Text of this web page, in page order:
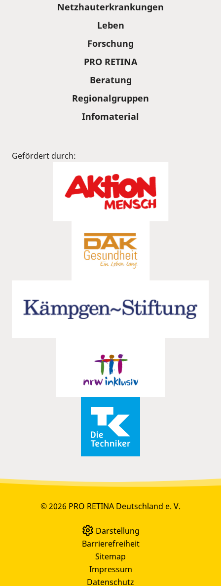
Netzhauterkrankungen
Leben
Forschung
PRO RETINA
Beratung
Regionalgruppen
Infomaterial
Gefördert durch:
© 2026 PRO RETINA Deutschland e. V.
Darstellung
Barrierefreiheit
Sitemap
Impressum
Datenschutz